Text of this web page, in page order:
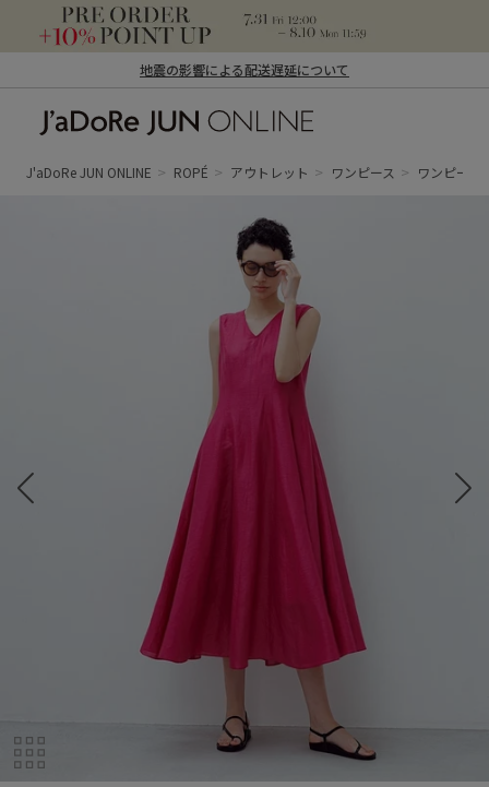
地震の影響による配送遅延について
ン オンライン）
J'aDoRe JUN ONLINE ROPÉ アウトレット ワンピース ワンピース